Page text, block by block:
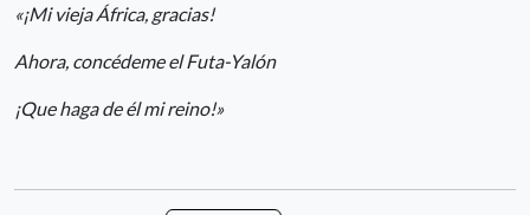
«¡Mi vieja África, gracias!
Ahora, concédeme el Futa-Yalón
¡Que haga de él mi reino!»